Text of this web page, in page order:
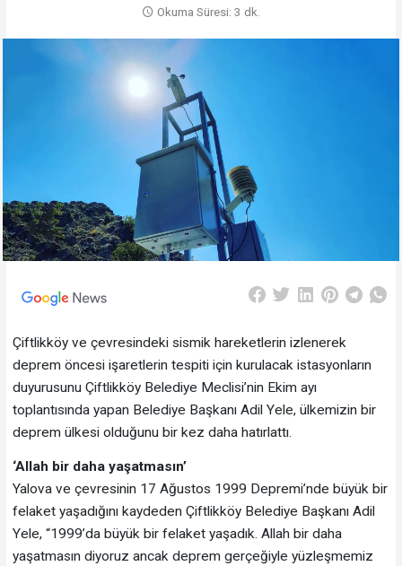
Okuma Süresi: 3 dk.
Çiftlikköy ve çevresindeki sismik hareketlerin izlenerek
deprem öncesi işaretlerin tespiti için kurulacak istasyonların
duyurusunu Çiftlikköy Belediye Meclisi’nin Ekim ayı
toplantısında yapan Belediye Başkanı Adil Yele, ülkemizin bir
deprem ülkesi olduğunu bir kez daha hatırlattı.
‘Allah bir daha yaşatmasın’
Yalova ve çevresinin 17 Ağustos 1999 Depremi’nde büyük bir
felaket yaşadığını kaydeden Çiftlikköy Belediye Başkanı Adil
Yele, “1999’da büyük bir felaket yaşadık. Allah bir daha
yaşatmasın diyoruz ancak deprem gerçeğiyle yüzleşmemiz